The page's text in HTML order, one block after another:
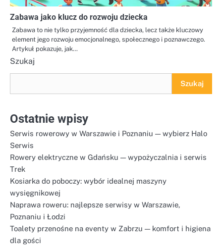
Zabawa jako klucz do rozwoju dziecka
Zabawa to nie tylko przyjemność dla dziecka, lecz także kluczowy
element jego rozwoju emocjonalnego, społecznego i poznawczego.
Artykuł pokazuje, jak…
Szukaj
Szukaj
Ostatnie wpisy
Serwis rowerowy w Warszawie i Poznaniu — wybierz Halo
Serwis
Rowery elektryczne w Gdańsku — wypożyczalnia i serwis
Trek
Kosiarka do poboczy: wybór idealnej maszyny
wysięgnikowej
Naprawa roweru: najlepsze serwisy w Warszawie,
Poznaniu i Łodzi
Toalety przenośne na eventy w Zabrzu — komfort i higiena
dla gości